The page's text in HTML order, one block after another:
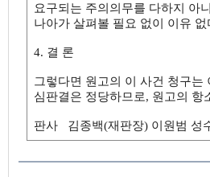
요구되는 주의의무를 다하지 아
나아가 살펴볼 필요 없이 이유
4. 결 론
그렇다면 원고의 이 사건 청구
심판결은 정당하므로, 원고의
판사 김종백(재판장) 이원범 성